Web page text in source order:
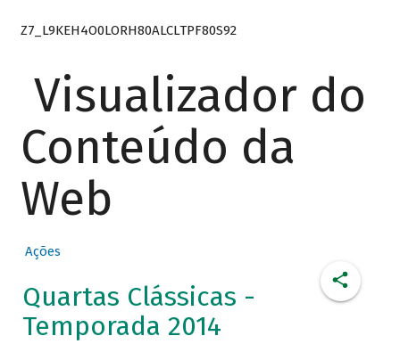
Z7_L9KEH4O0LORH80ALCLTPF80S92
Visualizador do
Conteúdo da
Web
Ações
Quartas Clássicas -
Temporada 2014